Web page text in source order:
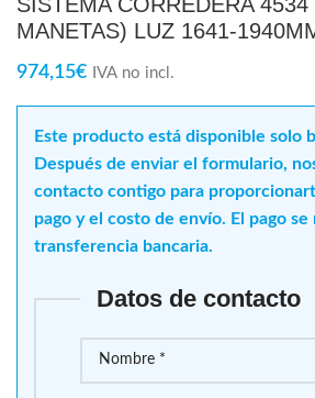
MANETAS) LUZ 1641-
974,15€ IVA no incl.
Este producto está disponible solo
Después de enviar el formulario,
contacto contigo para
pago y el costo de envío. El pago
transferencia bancaria.
Datos de contacto